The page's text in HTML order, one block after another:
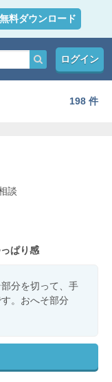
無料ダウンロード
ログイン
198 件
談
ぱり感
分を切って、手
。おへそ部分